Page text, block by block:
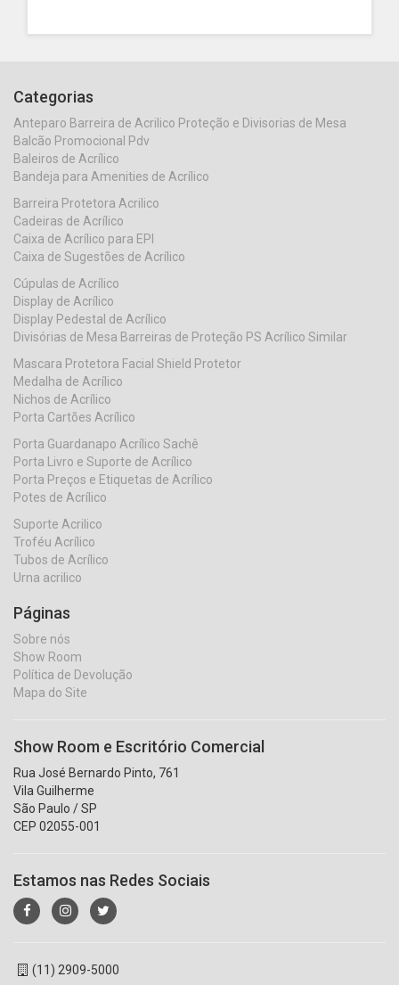
Categorias
Anteparo Barreira de Acrilico Proteção e Divisorias de Mesa
Balcão Promocional Pdv
Baleiros de Acrílico
Bandeja para Amenities de Acrílico
Barreira Protetora Acrilico
Cadeiras de Acrílico
Caixa de Acrílico para EPI
Caixa de Sugestões de Acrílico
Cúpulas de Acrílico
Display de Acrílico
Display Pedestal de Acrílico
Divisórias de Mesa Barreiras de Proteção PS Acrílico Similar
Mascara Protetora Facial Shield Protetor
Medalha de Acrílico
Nichos de Acrílico
Porta Cartões Acrílico
Porta Guardanapo Acrílico Sachê
Porta Livro e Suporte de Acrílico
Porta Preços e Etiquetas de Acrílico
Potes de Acrílico
Suporte Acrilico
Troféu Acrílico
Tubos de Acrílico
Urna acrilico
Páginas
Sobre nós
Show Room
Política de Devolução
Mapa do Site
Show Room e Escritório Comercial
Rua José Bernardo Pinto, 761
Vila Guilherme
São Paulo / SP
CEP 02055-001
Estamos nas Redes Sociais
(11) 2909-5000